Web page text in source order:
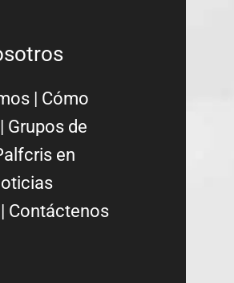
| Cómo
Grupos de
en
| Contáctenos